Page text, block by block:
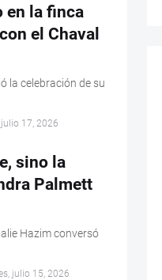
en la finca
el Chaval
la celebración de su
17, 2026
sino la
Palmett
Hazim conversó
julio 15, 2026